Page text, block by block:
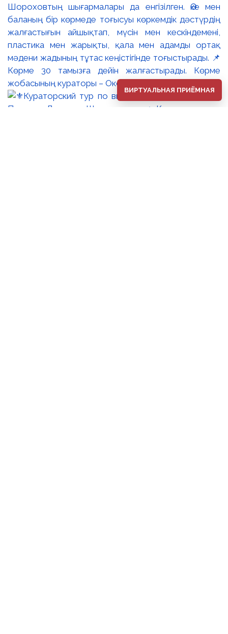
Шороховтың шығармалары да енгізілген. Әке мен
баланың бір көрмеде тоғысуы көркемдік дәстүрдің
жалғастығын айшықтап, мүсін мен кескіндемені,
пластика мен жарықты, қала мен адамды ортақ
мәдени жадының тұтас кеңістігінде тоғыстырады. 📌
Көрме 30 тамызға дейін жалғастырады. Көрме
жобасының кураторы – Оксана Танская.
ВИРТУАЛЬНАЯ ПРИЁМНАЯ